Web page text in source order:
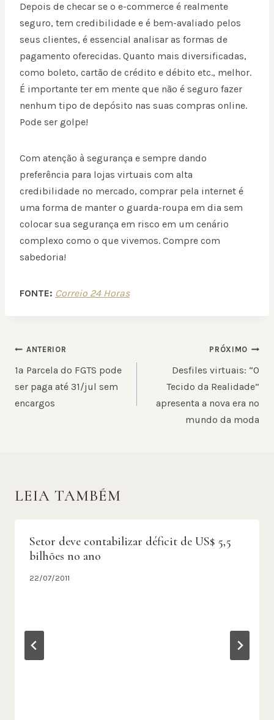
Depois de checar se o e-commerce é realmente
seguro, tem credibilidade e é bem-avaliado pelos
seus clientes, é essencial analisar as formas de
pagamento oferecidas. Quanto mais diversificadas,
como boleto, cartão de crédito e débito etc., melhor.
É importante ter em mente que não é seguro fazer
nenhum tipo de depósito nas suas compras online.
Pode ser golpe!
Com atenção à segurança e sempre dando
preferência para lojas virtuais com alta
credibilidade no mercado, comprar pela internet é
uma forma de manter o guarda-roupa em dia sem
colocar sua segurança em risco em um cenário
complexo como o que vivemos. Compre com
sabedoria!
FONTE: Correio 24 Horas
NAVEGAÇÃO
DE
POST
ANTERIOR
1ª Parcela do FGTS pode
ser paga até 31/jul sem
encargos
PRÓXIMO
Desfiles virtuais: “O
Tecido da Realidade”
apresenta a nova era no
mundo da moda
LEIA TAMBÉM
Setor deve contabilizar déficit de US$ 5,5
bilhões no ano
22/07/2011